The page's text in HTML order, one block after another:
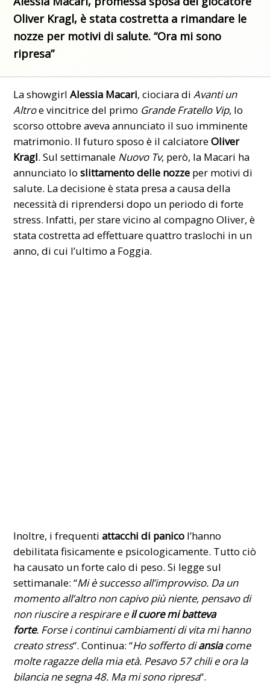
Oliver Kragl, è stata costretta a rimandare le
nozze per motivi di salute. “Ora mi sono
ripresa”
La showgirlAlessia Macari, ciociara diAvanti un
Altroe vincitrice del primo Grande Fratello Vip, lo
scorso ottobre aveva annunciato il suo imminente
matrimonio. Il futuro sposo è il calciatoreOliver
Kragl. Sul settimanale Nuovo Tv, però, la Macari ha
annunciato loslittamento delle nozze per motivi di
salute. La decisione è stata presa a causa della
necessità di riprendersi dopo un periodo di forte
stress. Infatti, per stare vicino al compagno Oliver, è
stata costretta ad effettuare quattro traslochi in un
anno, di cui l’ultimo a Foggia.
Inoltre, i frequentiattacchi di panico l’hanno
debilitata fisicamente e psicologicamente. Tutto ciò
ha causato un forte calo di peso. Si legge sul
settimanale: “Mi è successo all’improvviso. Da un
momento all’altro non capivo più niente, pensavo di
non riuscire a respirare eil cuore mi batteva
forte. Forse i continui cambiamenti di vita mi hanno
creato stress“. Continua: “Ho sofferto diansiacome
molte ragazze della mia età. Pesavo 57 chili e ora la
bilancia ne segna 48. Ma mi sono ripresa“.